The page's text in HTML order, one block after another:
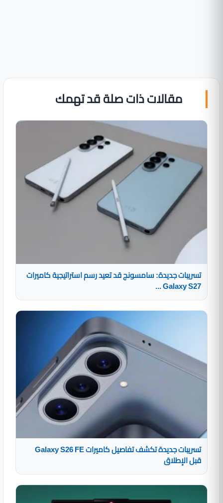
مقالات ذات صلة قد تهمك
تسريبات جديدة: سامسونج قد تعيد رسم استراتيجية كاميرات
Galaxy S27 ...
تسريبات جديدة تكشف تفاصيل كاميرات Galaxy S26 FE
قبل الإطلاق